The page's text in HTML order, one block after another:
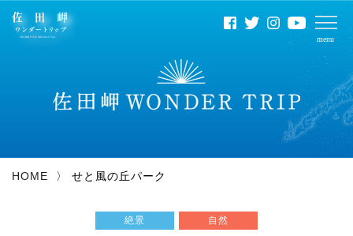
HOME せと風の丘パーク
絶景 自然